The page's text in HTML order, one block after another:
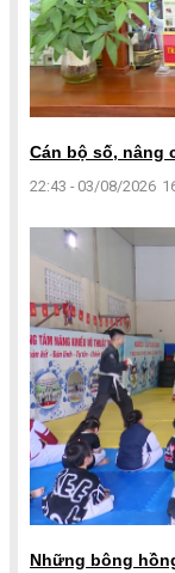
Cán bộ số, nâng
22:43 - 03/08/2026
Những bông